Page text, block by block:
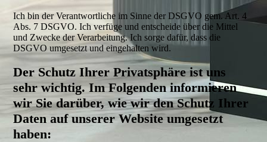
Ich bin der Verantwortliche im Sinne der DSGVO gem. Art. 4
Abs. 7 DSGVO. Ich verfüge und entscheide über die Mittel
und Zwecke der Verarbeitung. Ich sorge dafür, dass die
DSGVO umgesetzt und eingehalten wird.
Der Schutz Ihrer Privatsphäre ist uns
sehr wichtig. Im Folgenden informieren
wir Sie darüber, wie wir den Schutz Ihrer
Daten auf unserer Website umgesetzt
haben: